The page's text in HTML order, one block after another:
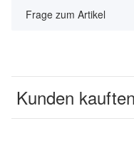
Frage zum Artikel
Kunden